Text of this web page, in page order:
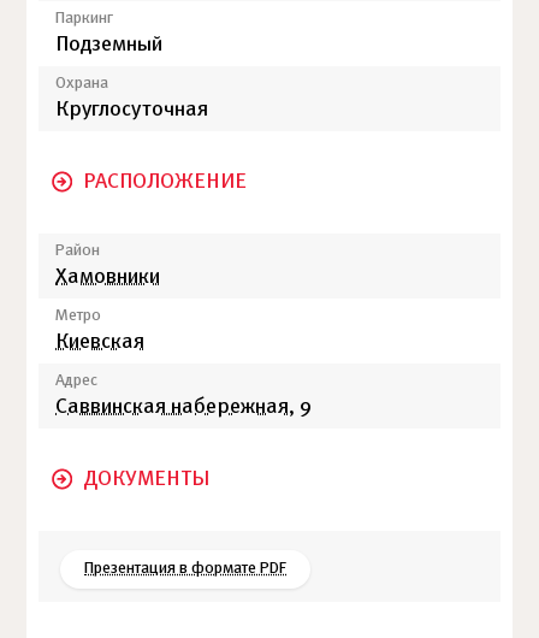
Паркинг
Подземный
Охрана
Круглосуточная
РАСПОЛОЖЕНИЕ
Район
Хамовники
Метро
Киевская
Адрес
Саввинская набережная, 9
ДОКУМЕНТЫ
Презентация в формате PDF